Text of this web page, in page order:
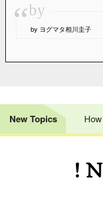
“by
by ヨグマタ相川圭子
New Topics
!